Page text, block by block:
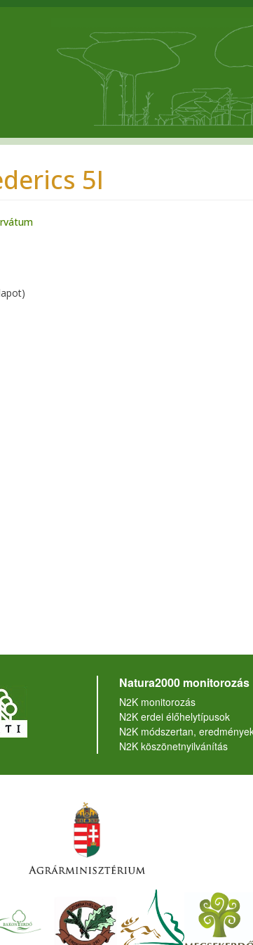
5I
Natura2000 monitorozás
N2K monitorozás
N2K erdei élőhelytípusok
N2K módszertan,
N2K köszönetnyilvánítás